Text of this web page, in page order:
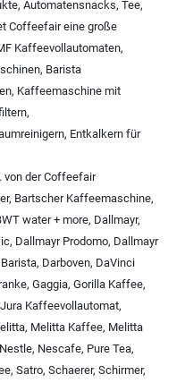
, Automatensnacks, Tee,
Coffeefair eine große
Kaffeevollautomaten,
, Barista
, Kaffeemaschine mit
,
, Entkalkern für
von derCoffeefair
, Bartscher Kaffeemaschine,
water + more, Dallmayr,
, Dallmayr Prodomo, Dallmayr
, Darboven, DaVinci
, Gaggia, Gorilla Kaffee,
Jura Kaffeevollautomat,
, Melitta Kaffee, Melitta
Nestle, Nescafe, Pure Tea,
, Satro, Schaerer, Schirmer,